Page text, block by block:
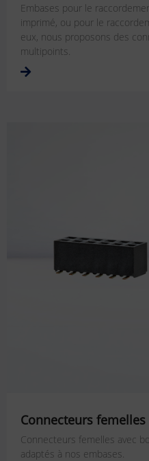
Embases pour le
imprimé, ou pour le
eux, nous proposons des
multipoints.
Connecteurs femelles
Connecteurs femelles avec
adaptés à nos embases.